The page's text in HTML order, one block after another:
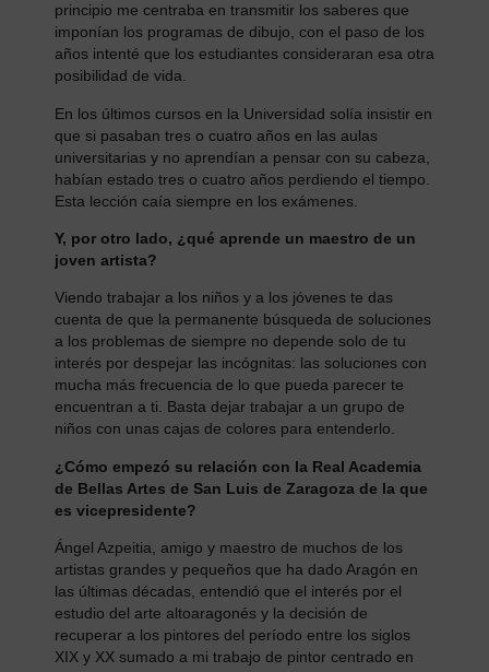
principio me centraba en transmitir los saberes que
imponían los programas de dibujo, con el paso de los
años intenté que los estudiantes consideraran esa otra
posibilidad de vida.
En los últimos cursos en la Universidad solía insistir en
que si pasaban tres o cuatro años en las aulas
universitarias y no aprendían a pensar con su cabeza,
habían estado tres o cuatro años perdiendo el tiempo.
Esta lección caía siempre en los exámenes.
Y, por otro lado, ¿qué aprende un maestro de un
joven artista?
Viendo trabajar a los niños y a los jóvenes te das
cuenta de que la permanente búsqueda de soluciones
a los problemas de siempre no depende solo de tu
interés por despejar las incógnitas: las soluciones con
mucha más frecuencia de lo que pueda parecer te
encuentran a ti. Basta dejar trabajar a un grupo de
niños con unas cajas de colores para entenderlo.
¿Cómo empezó su relación con la Real Academia
de Bellas Artes de San Luis de Zaragoza de la que
es vicepresidente?
Ángel Azpeitia, amigo y maestro de muchos de los
artistas grandes y pequeños que ha dado Aragón en
las últimas décadas, entendió que el interés por el
estudio del arte altoaragonés y la decisión de
recuperar a los pintores del período entre los siglos
XIX y XX sumado a mi trabajo de pintor centrado en